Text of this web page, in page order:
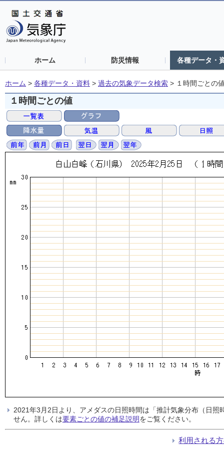
ホーム 防災情報 各種データ・
ホーム > 各種データ・資料 > 過去の気象データ検索 > １時間ごとの
１時間ごとの値
2021年3月2日より、アメダスの日照時間は「推計気象分布（日
せん。詳しくは要素ごとの値の補足説明をご覧ください。
利用される